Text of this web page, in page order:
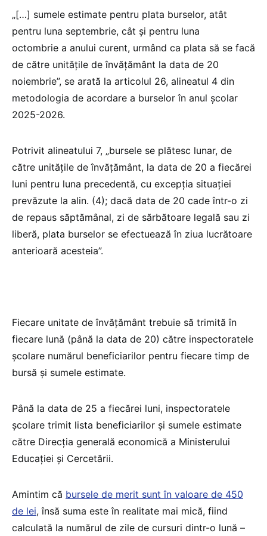
„[…] sumele estimate pentru plata burselor, atât
pentru luna septembrie, cât și pentru luna
octombrie a anului curent, urmând ca plata să se facă
de către unitățile de învățământ la data de 20
noiembrie”, se arată la articolul 26, alineatul 4 din
metodologia de acordare a burselor în anul școlar
2025-2026.
Potrivit alineatului 7, „bursele se plătesc lunar, de
către unitățile de învățământ, la data de 20 a fiecărei
luni pentru luna precedentă, cu excepția situației
prevăzute la alin. (4); dacă data de 20 cade într-o zi
de repaus săptămânal, zi de sărbătoare legală sau zi
liberă, plata burselor se efectuează în ziua lucrătoare
anterioară acesteia”.
Fiecare unitate de învățământ trebuie să trimită în
fiecare lună (până la data de 20) către inspectoratele
școlare numărul beneficiarilor pentru fiecare timp de
bursă și sumele estimate.
Până la data de 25 a fiecărei luni, inspectoratele
școlare trimit lista beneficiarilor și sumele estimate
către Direcția generală economică a Ministerului
Educației și Cercetării.
Amintim că bursele de merit sunt în valoare de 450
de lei, însă suma este în realitate mai mică, fiind
calculată la numărul de zile de cursuri dintr-o lună –